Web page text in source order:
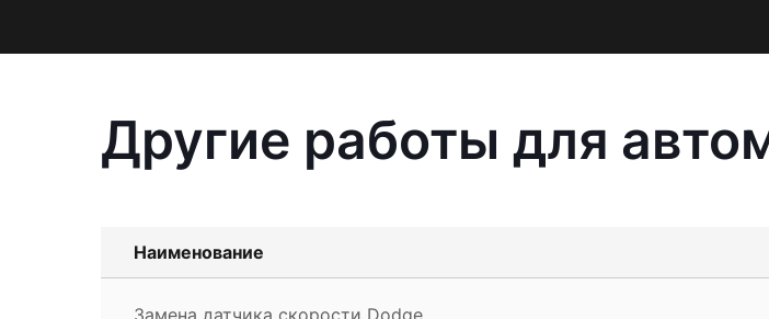
Другие работы для
Наименование
Замена датчика скорости Dodge